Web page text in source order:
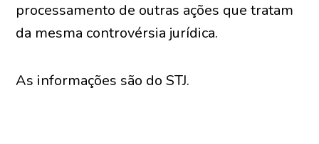
processamento de outras ações que tratam
da mesma controvérsia jurídica.
As informações são do STJ.